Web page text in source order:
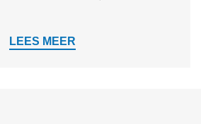
LEES MEER